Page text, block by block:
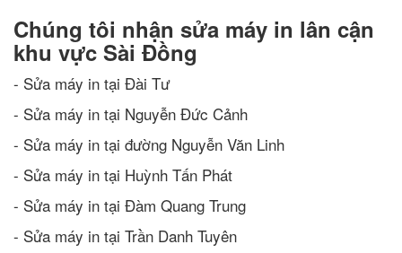
Chúng tôi nhận sửa máy in lân cận
khu vực Sài Đồng
- Sửa máy in tại Đài Tư
- Sửa máy in tại Nguyễn Đức Cảnh
- Sửa máy in tại đường Nguyễn Văn Linh
- Sửa máy in tại Huỳnh Tấn Phát
- Sửa máy in tại Đàm Quang Trung
- Sửa máy in tại Trần Danh Tuyên